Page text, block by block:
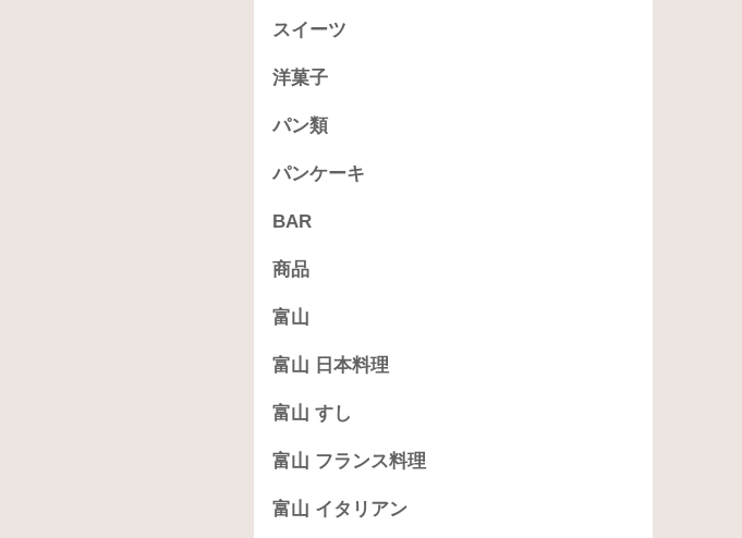
スイーツ
洋菓子
パン類
パンケーキ
BAR
商品
富山
富山 日本料理
富山 すし
富山 フランス料理
富山 イタリアン